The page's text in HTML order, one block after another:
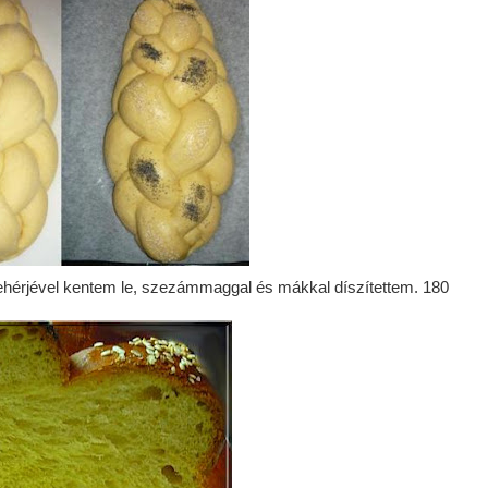
kentem le, szezámmaggal és mákkal díszítettem. 180